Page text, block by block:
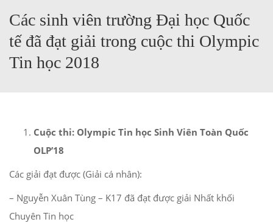
Các sinh viên trường Đại học Quốc
tế đã đạt giải trong cuộc thi Olympic
Tin học 2018
Cuộc thi: Olympic Tin học Sinh Viên Toàn Quốc
OLP’18
Các giải đạt được (Giải cá nhân):
– Nguyễn Xuân Tùng – K17 đã đạt được giải Nhất khối
Chuyên Tin học